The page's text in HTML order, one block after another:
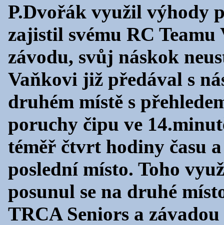
P.Dvořák využil výhody
zajistil svému RC Teamu
závodu, svůj náskok
Vaňkovi již předával s
druhém místě s
poruchy čipu ve
téměř čtvrt hodiny času
poslední místo. Toho
posunul se na druhé
TRCA Seniors a